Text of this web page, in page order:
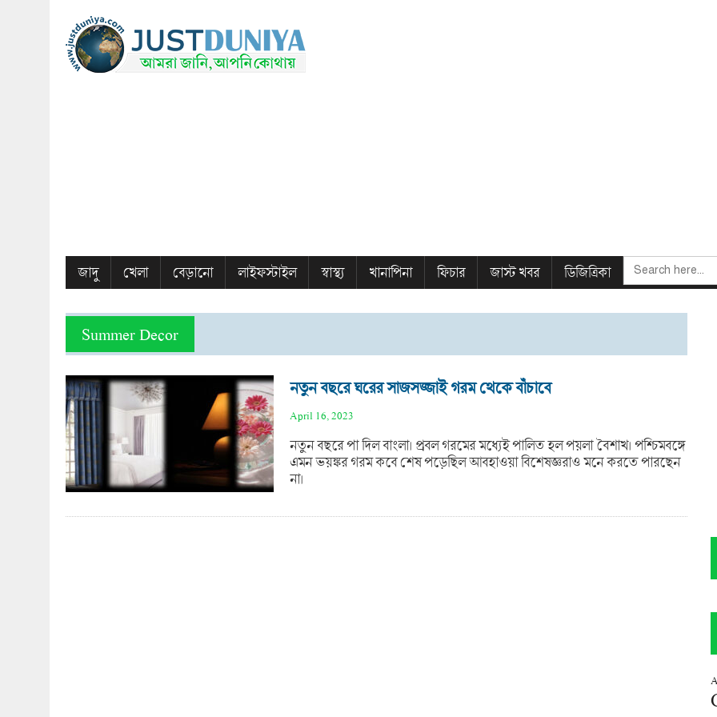
জাদু খেলা বেড়ানো লাইফস্টাইল স্বাস্থ্য খানাপিনা ফিচার জাস্ট খবর ডিজিত্রিকা
SEARCH
FOR:
Summer Decor
নতুন বছরে ঘরের সাজসজ্জাই গরম থেকে বাঁচাবে
April 16, 2023
নতুন বছরে পা দিল বাংলা। প্রবল গরমের মধ্যেই পালিত হল পয়লা বৈশাখ। পশ্চিমবঙ্গে
এমন ভয়ঙ্কর গরম কবে শেষ পড়েছিল আবহাওয়া বিশেষজ্ঞরাও মনে করতে পারছেন
না।